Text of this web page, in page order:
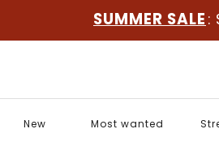
SUMMER SALE :
New Most wanted